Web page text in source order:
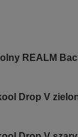
REALM
Drop V